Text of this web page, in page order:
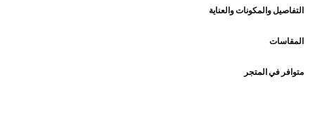
التفاصيل والمكونات والعناية
المقاسات
متوافر في المتجر